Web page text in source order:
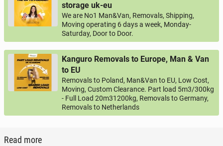
storage uk-eu
We are No1 Man&Van, Removals, Shipping,
Moving operating 6 days a week, Monday-
Saturday, Door to Door.
Kanguro Removals to Europe, Man & Van
to EU
Removals to Poland, Man&Van to EU, Low Cost,
Moving, Custom Clearance. Part load 5m3/300kg
- Full Load 20m31200kg, Removals to Germany,
Removals to Netherlands
Read more